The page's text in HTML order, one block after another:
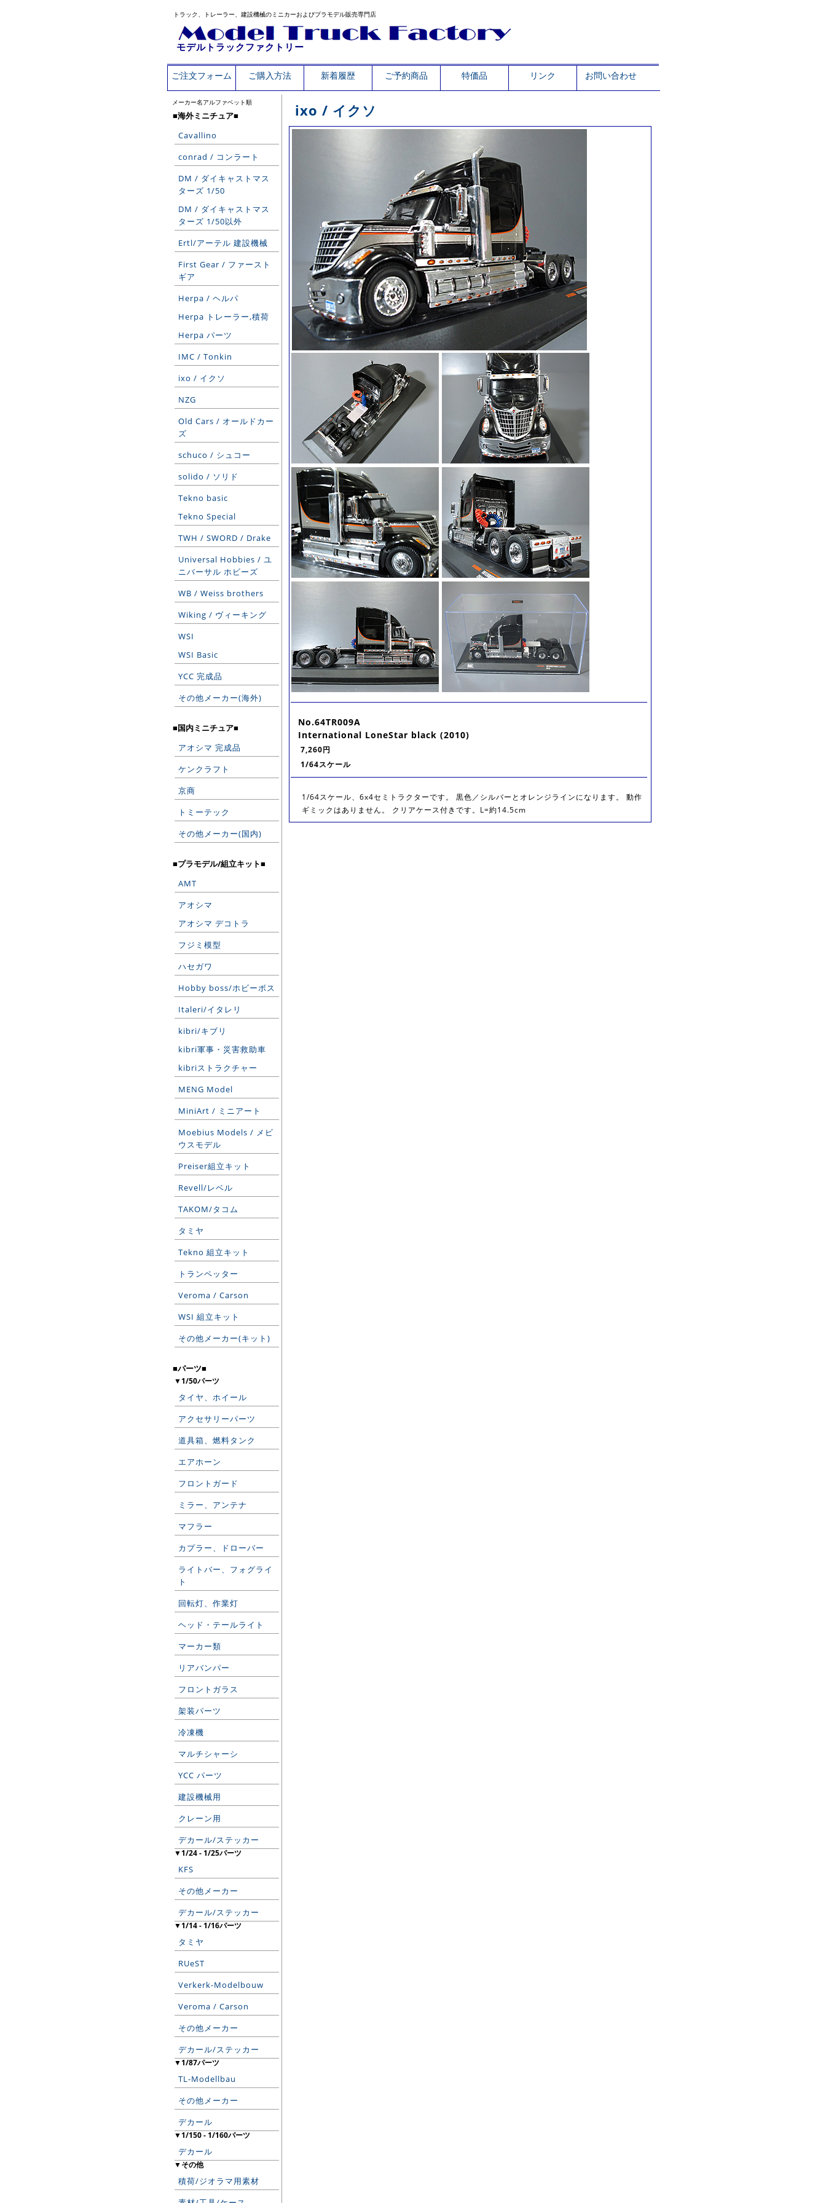
トラック、トレーラー、建設機械のミニカーおよびプラモデル販売専門店
モデルトラックファクトリー
ご注文フォーム ご購入方法 新着履歴 ご予約商品 特価品 リンク お問い合わせ
メーカー名アルファベット順
■海外ミニチュア■
Cavallino
conrad / コンラート
DM / ダイキャストマス
ターズ 1/50
DM / ダイキャストマス
ターズ 1/50以外
Ertl/アーテル 建設機械
First Gear / ファースト
ギア
Herpa / ヘルパ
Herpa トレーラー,積荷
Herpa パーツ
IMC / Tonkin
ixo / イクソ
NZG
Old Cars / オールドカー
ズ
schuco / シュコー
solido / ソリド
Tekno basic
Tekno Special
TWH / SWORD / Drake
Universal Hobbies / ユ
ニバーサル ホビーズ
WB / Weiss brothers
Wiking / ヴィーキング
WSI
WSI Basic
YCC 完成品
その他メーカー(海外)
■国内ミニチュア■
アオシマ 完成品
ケンクラフト
京商
トミーテック
その他メーカー(国内)
■プラモデル/組立キット■
AMT
アオシマ
アオシマ デコトラ
フジミ模型
ハセガワ
Hobby boss/ホビーボス
Italeri/イタレリ
kibri/キブリ
kibri軍事・災害救助車
kibriストラクチャー
MENG Model
MiniArt / ミニアート
Moebius Models / メビ
ウスモデル
Preiser組立キット
Revell/レベル
TAKOM/タコム
タミヤ
Tekno 組立キット
トランペッター
Veroma / Carson
WSI 組立キット
その他メーカー(キット)
■パーツ■
▼1/50パーツ
タイヤ、ホイール
アクセサリーパーツ
道具箱、燃料タンク
エアホーン
フロントガード
ミラー、アンテナ
マフラー
カプラー、ドローバー
ライトバー、フォグライ
ト
回転灯、作業灯
ヘッド・テールライト
マーカー類
リアバンパー
フロントガラス
架装パーツ
冷凍機
マルチシャーシ
YCC パーツ
建設機械用
クレーン用
デカール/ステッカー
▼1/24 - 1/25パーツ
KFS
その他メーカー
デカール/ステッカー
▼1/14 - 1/16パーツ
タミヤ
RUeST
Verkerk-Modelbouw
Veroma / Carson
その他メーカー
デカール/ステッカー
▼1/87パーツ
TL-Modellbau
その他メーカー
デカール
▼1/150 - 1/160パーツ
デカール
▼その他
積荷/ジオラマ用素材
ixo / イクソ
No.64TR009A
International LoneStar black (2010)
7,260円
1/64スケール
1/64スケール、6x4セミトラクターです。 黒色／シルバーとオレンジラインになります。 動作
ギミックはありません。 クリアケース付きです。L=約14.5cm